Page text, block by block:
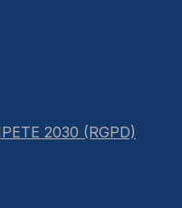
2030 (RGPD)